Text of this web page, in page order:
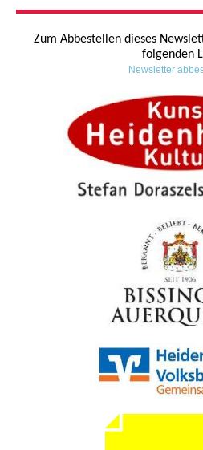
Zum Abbestellen dieses
folgenden
Newsletter